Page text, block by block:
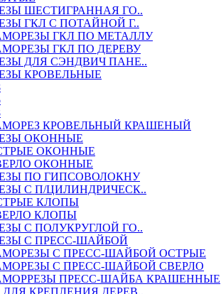
ШЕСТИГРАННАЯ ГО..
ГКЛ С ПОТАЙНОЙ Г..
ГКЛ ПО МЕТАЛЛУ
ГКЛ ПО ДЕРЕВУ
ДЛЯ СЭНДВИЧ ПАНЕ..
КРОВЕЛЬНЫЕ
КРОВЕЛЬНЫЙ КРАШЕНЫЙ
ОКОННЫЕ
ОКОННЫЕ
ОКОННЫЕ
ПО ГИПСОВОЛОКНУ
С П/ЦИЛИНДРИЧЕСК..
КЛОПЫ
КЛОПЫ
С ПОЛУКРУГЛОЙ ГО..
С ПРЕСС-ШАЙБОЙ
С ПРЕСС-ШАЙБОЙ ОСТРЫЕ
С ПРЕСС-ШАЙБОЙ СВЕРЛО
ПРЕСС-ШАЙБА КРАШЕННЫЕ
КРЕПЛЕНИЯ ДЕРЕВ..